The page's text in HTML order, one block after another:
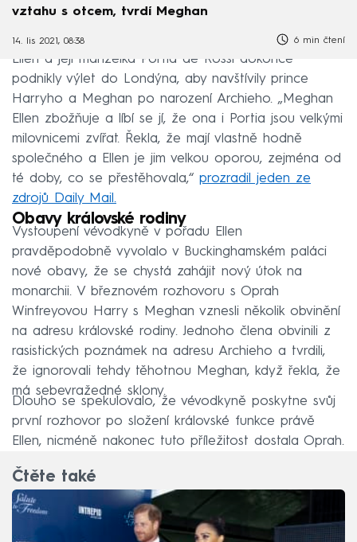
vztahu s otcem, tvrdí Meghan
14. lis 2021, 08:38 6 min čtení
Ellen a její manželka Portia de Rossi dokonce
podnikly výlet do Londýna, aby navštívily prince
Harryho a Meghan po narození Archieho. „Meghan
Ellen zbožňuje a líbí se jí, že ona i Portia jsou velkými
milovnicemi zvířat. Řekla, že mají vlastně hodně
společného a Ellen je jim velkou oporou, zejména od
té doby, co se přestěhovala,“ prozradil jeden ze
zdrojů Daily Mail.
Obavy královské rodiny
Vystoupení vévodkyně v pořadu Ellen
pravděpodobně vyvolalo v Buckinghamském paláci
nové obavy, že se chystá zahájit nový útok na
monarchii. V březnovém rozhovoru s Oprah
Winfreyovou Harry s Meghan vznesli několik obvinění
na adresu královské rodiny. Jednoho člena obvinili z
rasistických poznámek na adresu Archieho a tvrdili,
že ignorovali tehdy těhotnou Meghan, když řekla, že
má sebevražedné sklony.
Dlouho se spekulovalo, že vévodkyně poskytne svůj
první rozhovor po složení královské funkce právě
Ellen, nicméně nakonec tuto příležitost dostala Oprah.
Čtěte také